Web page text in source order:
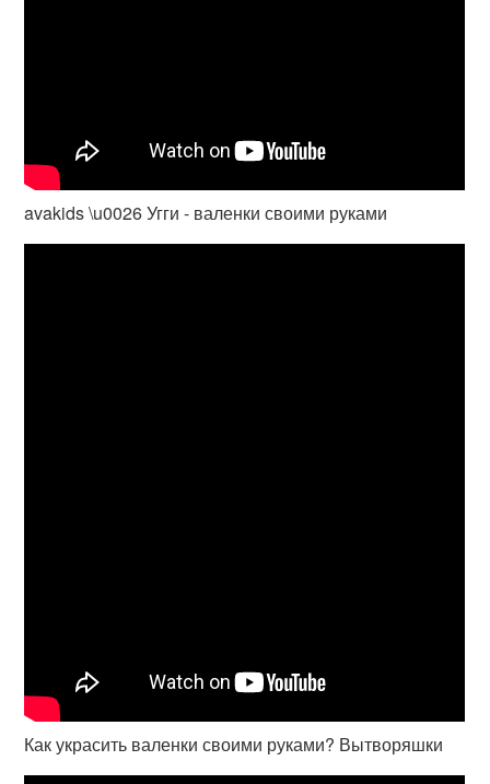
avakids \u0026 Угги - валенки своими руками
Как украсить валенки своими руками? Вытворяшки